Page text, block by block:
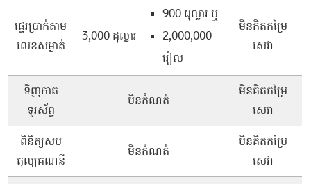
ផ្ទេរប្រាក់តាម
លេខសម្ងាត់
3,000 ដុល្លារ
900 ដុល្លារ ឬ
2,000,000
រៀល
មិនគិតកម្រៃ
សេវា
ទិញកាត
ទូរស័ព្ទ
មិនកំណត់
មិនគិតកម្រៃ
សេវា
ពិនិត្យសម
តុល្យគណនី
មិនកំណត់
មិនគិតកម្រៃ
សេវា